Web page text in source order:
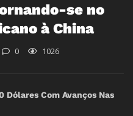
se no
à China
0 1026
Dólares Com Avanços Nas